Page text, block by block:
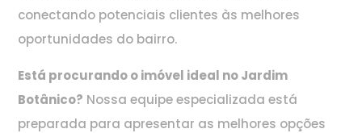
conectando potenciais clientes às melhores
oportunidades do bairro.
Está procurando o imóvel ideal no Jardim
Botânico? Nossa equipe especializada está
preparada para apresentar as melhores opções